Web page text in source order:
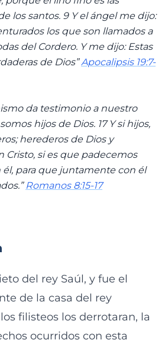
los santos. 9 Y el ángel me dijo:
los que son llamados a
del Cordero. Y me dijo: Estas
de Dios”Apocalipsis 19:7-
da testimonio a nuestro
hijos de Dios. 17 Y si hijos,
herederos de Dios y
Cristo, si es que padecemos
para que juntamente con él
Romanos 8:15-17
del rey Saúl, y fue el
de la casa del rey
filisteos los derrotaran, la
ocurridos con esta